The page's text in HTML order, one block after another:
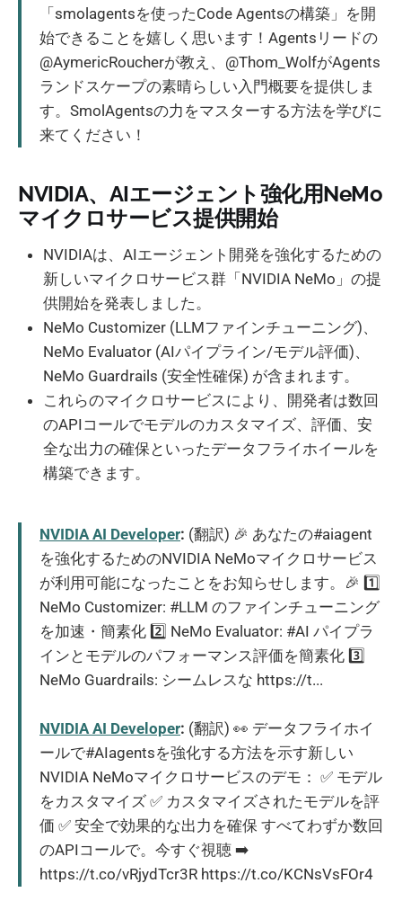
「smolagentsを使ったCode Agentsの構築」を開
始できることを嬉しく思います！Agentsリードの
@AymericRoucherが教え、@Thom_WolfがAgents
ランドスケープの素晴らしい入門概要を提供しま
す。SmolAgentsの力をマスターする方法を学びに
来てください！
NVIDIA、AIエージェント強化用NeMo
マイクロサービス提供開始
NVIDIAは、AIエージェント開発を強化するための
新しいマイクロサービス群「NVIDIA NeMo」の提
供開始を発表しました。
NeMo Customizer (LLMファインチューニング)、
NeMo Evaluator (AIパイプライン/モデル評価)、
NeMo Guardrails (安全性確保) が含まれます。
これらのマイクロサービスにより、開発者は数回
のAPIコールでモデルのカスタマイズ、評価、安
全な出力の確保といったデータフライホイールを
構築できます。
NVIDIA AI Developer: (翻訳) 🎉 あなたの#aiagent
を強化するためのNVIDIA NeMoマイクロサービス
が利用可能になったことをお知らせします。🎉 1️⃣
NeMo Customizer: #LLM のファインチューニング
を加速・簡素化 2️⃣ NeMo Evaluator: #AI パイプラ
インとモデルのパフォーマンス評価を簡素化 3️⃣
NeMo Guardrails: シームレスな https://t...
NVIDIA AI Developer: (翻訳) 👀 データフライホイ
ールで#AIagentsを強化する方法を示す新しい
NVIDIA NeMoマイクロサービスのデモ： ✅ モデル
をカスタマイズ ✅ カスタマイズされたモデルを評
価 ✅ 安全で効果的な出力を確保 すべてわずか数回
のAPIコールで。今すぐ視聴 ➡️
https://t.co/vRjydTcr3R https://t.co/KCNsVsFOr4